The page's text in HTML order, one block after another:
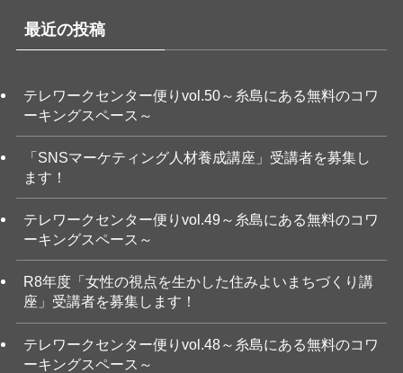
最近の投稿
テレワークセンター便りvol.50～糸島にある無料のコワ
ーキングスペース～
「SNSマーケティング人材養成講座」受講者を募集し
ます！
テレワークセンター便りvol.49～糸島にある無料のコワ
ーキングスペース～
R8年度「女性の視点を生かした住みよいまちづくり講
座」受講者を募集します！
テレワークセンター便りvol.48～糸島にある無料のコワ
ーキングスペース～